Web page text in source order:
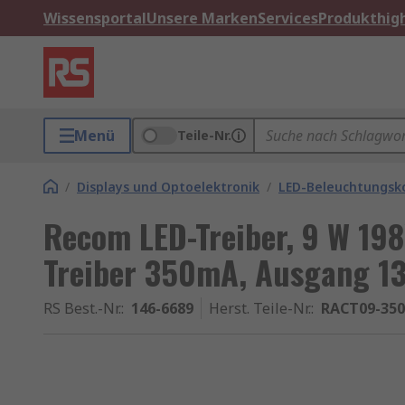
WissensportalUnsere MarkenServices
Menü Teile-Nr.
/ Displays und Optoelektronik / LED-
Recom LED-Treiber, 9 W
Treiber 350mA, Ausgang
RS Best.-Nr.: 146-6689 Herst. Teile-Nr.: RACT09-350